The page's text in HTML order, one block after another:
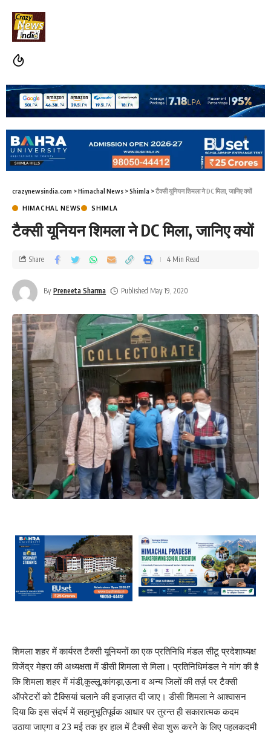
crazynewsindia.com >Himachal News >Shimla >टैक्सी यूनियन शिमला ने DC मिला, जानिए क्यों
HIMACHAL NEWS SHIMLA
टैक्सी यूनियन शिमला ने DC मिला, जानिए क्यों
By Preneeta Sharma Published May 19, 2020
Share 4 Min Read
शिमला शहर में कार्यरत टैक्सी यूनियनों का एक प्रतिनिधि मंडल सीटू प्रदेशाध्यक्ष
विजेंद्र मेहरा की अध्यक्षता में डीसी शिमला से मिला। प्रतिनिधिमंडल ने मांग की है
कि शिमला शहर में मंडी,कुल्लू,कांगड़ा,ऊना व अन्य जिलों की तर्ज़ पर टैक्सी
ऑपरेटरों को टैक्सियां चलाने की इजाज़त दी जाए। डीसी शिमला ने आश्वासन
दिया कि इस संदर्भ में सहानुभूतिपूर्वक आधार पर तुरन्त ही सकारात्मक कदम
उठाया जाएगा व 23 मई तक हर हाल में टैक्सी सेवा शुरू करने के लिए पहलकदमी